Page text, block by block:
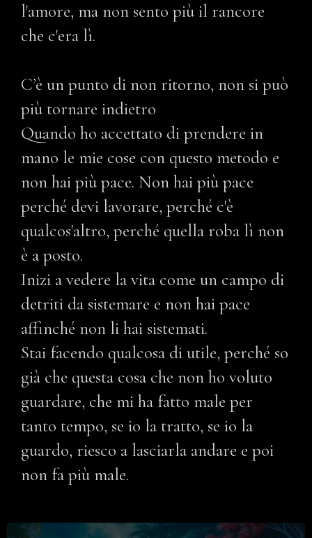
l'amore, ma non sento più il rancore
che c'era lì.
C’è un punto di non ritorno, non si può
più tornare indietro
Quando ho accettato di prendere in
mano le mie cose con questo metodo e
non hai più pace. Non hai più pace
perché devi lavorare, perché c'è
qualcos'altro, perché quella roba lì non
è a posto.
Inizi a vedere la vita come un campo di
detriti da sistemare e non hai pace
affinché non li hai sistemati.
Stai facendo qualcosa di utile, perché so
già che questa cosa che non ho voluto
guardare, che mi ha fatto male per
tanto tempo, se io la tratto, se io la
guardo, riesco a lasciarla andare e poi
non fa più male.